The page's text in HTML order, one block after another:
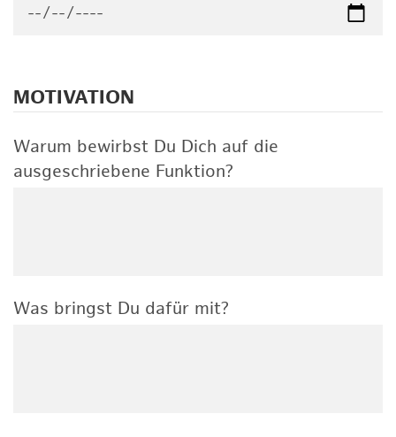
MOTIVATION
Warum bewirbst Du Dich auf die
ausgeschriebene Funktion?
Was bringst Du dafür mit?